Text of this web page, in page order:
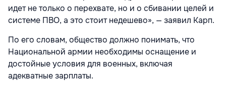
идет не только о перехвате, но и о сбивании целей и
системе ПВО, а это стоит недешево», — заявил Карп.
По его словам, общество должно понимать, что
Национальной армии необходимы оснащение и
достойные условия для военных, включая
адекватные зарплаты.